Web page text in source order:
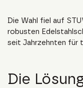
Die Wahl fiel auf
robusten
seit Jahrzehnten für
Die